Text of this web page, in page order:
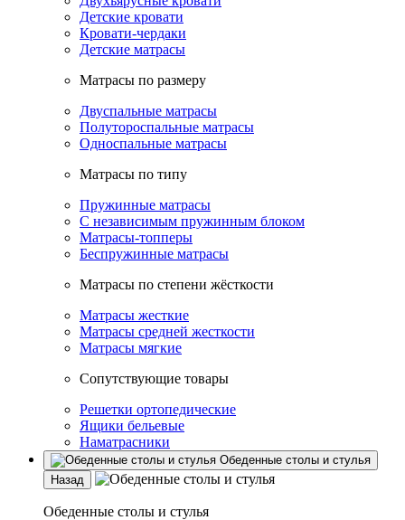
Детские кровати
Кровати-чердаки
Детские матрасы
Матрасы по размеру
Двуспальные матрасы
Полутороспальные матрасы
Односпальные матрасы
Матрасы по типу
Пружинные матрасы
С независимым пружинным блоком
Матрасы-топперы
Беспружинные матрасы
Матрасы по степени жёсткости
Матрасы жесткие
Матрасы средней жесткости
Матрасы мягкие
Сопутствующие товары
Решетки ортопедические
Ящики бельевые
Наматрасники
Обеденные столы и стулья
Назад
Обеденные столы и стулья